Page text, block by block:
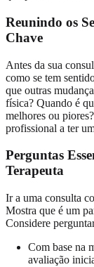
Reunindo os
Chave
Antes da sua
como se tem
que outras
física? Quando é
melhores ou
profissional a ter
Perguntas
Terapeuta
Ir a uma consulta
Mostra que é um
Considere
Com base na
avaliação